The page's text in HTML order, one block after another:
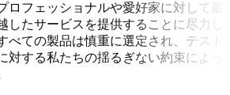
ロフェッショナルや愛好家に対して最
したサービスを提供することに尽力し
べての製品は慎重に選定され、テスト
対する私たちの揺るぎない約束によっ